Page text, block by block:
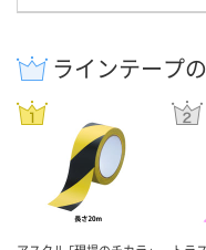
ラインテープ